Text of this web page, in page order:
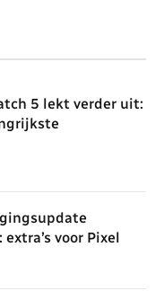
5 lekt verder uit:
voor Pixel